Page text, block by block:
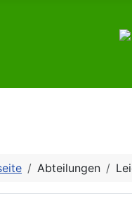
Abteilungen